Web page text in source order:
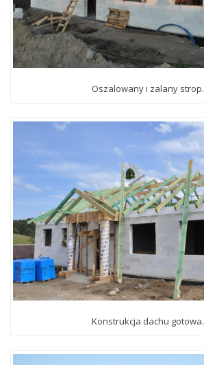
Oszalowany i zalany strop.
Konstrukcja dachu gotowa.